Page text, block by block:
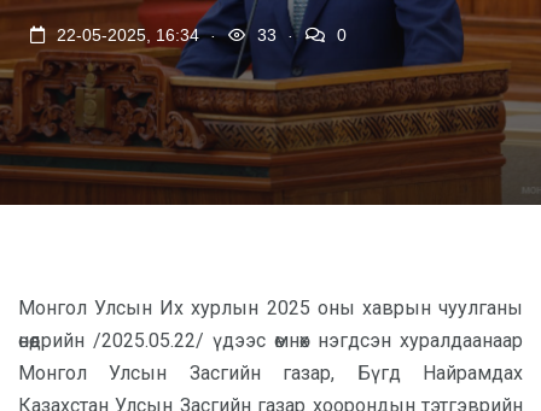
22-05-2025, 16:34 . 33 . 0
Монгол Улсын Их хурлын 2025 оны хаврын чуулганы
өнөөдрийн /2025.05.22/ үдээс өмнөх нэгдсэн хуралдаанаар
Монгол Улсын Засгийн газар, Бүгд Найрамдах
Казахстан Улсын Засгийн газар хоорондын тэтгэврийн